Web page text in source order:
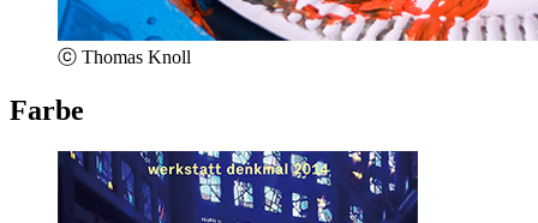
ⓒ Thomas Knoll
Farbe